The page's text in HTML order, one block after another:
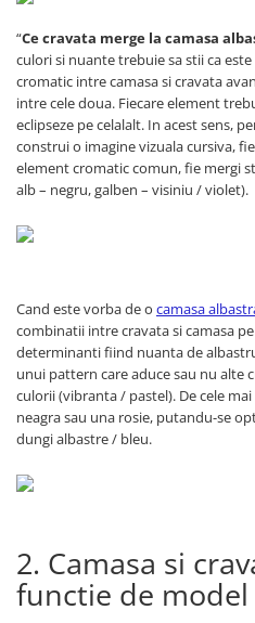
“Ce cravata merge la camasa
culori si nuante trebuie sa stii ca
cromatic intre camasa si cravata
intre cele doua. Fiecare element
eclipseze pe celalalt. In acest sens,
construi o imagine vizuala cursiva,
element cromatic comun, fie mergi
alb – negru, galben – visiniu / violet).
Cand este vorba de o camasa
combinatii intre cravata si camasa
determinanti fiind nuanta de
unui pattern care aduce sau nu alte
culorii (vibranta / pastel). De cele
neagra sau una rosie, putandu-se
dungi albastre / bleu.
2. Camasa si
functie de